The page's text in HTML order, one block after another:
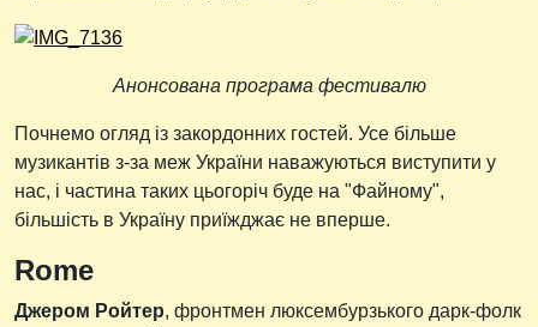
Анонсована програма фестивалю
Почнемо огляд із закордонних гостей. Усе більше
музикантів з-за меж України наважуються виступити у
нас, і частина таких цьогоріч буде на "Файному",
більшість в Україну приїжджає не вперше.
Rome
Джером Ройтер, фронтмен люксембурзького дарк-фолк